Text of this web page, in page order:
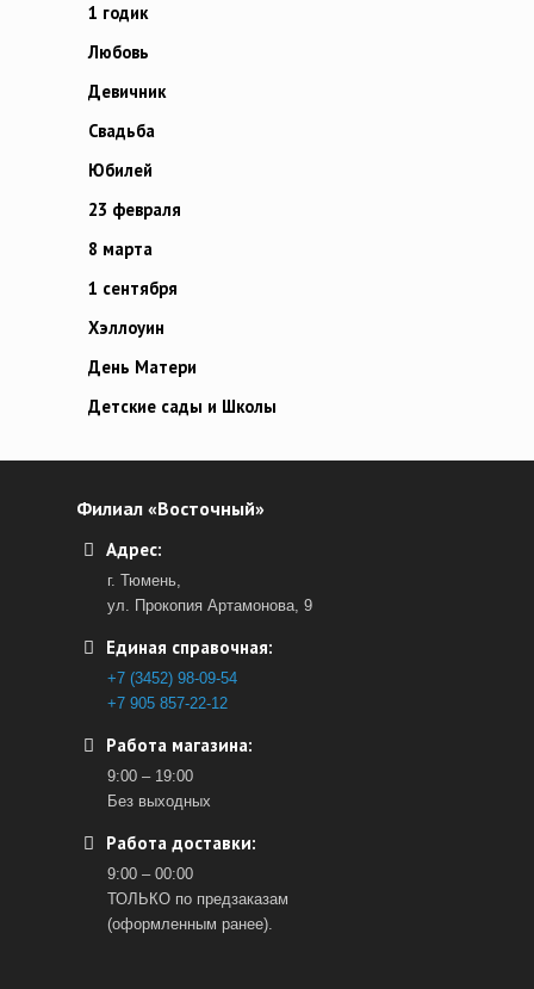
1 годик
Любовь
Девичник
Свадьба
Юбилей
23 февраля
8 марта
1 сентября
Хэллоуин
День Матери
Детские сады и Школы
Филиал «Восточный»
Адрес:
г. Тюмень,
ул. Прокопия Артамонова, 9
Единая справочная:
+7 (3452) 98-09-54
+7 905 857-22-12
Работа магазина:
9:00 – 19:00
Без выходных
Работа доставки:
9:00 – 00:00
ТОЛЬКО по предзаказам
(оформленным ранее).